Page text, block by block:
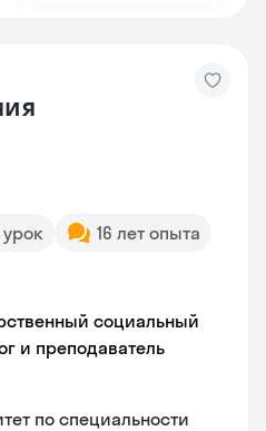
урок
16 лет опыта
социальный
и преподаватель
по специальности